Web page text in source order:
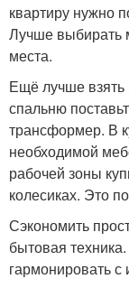
квартиру нужно
Лучше выбирать
места.
Ещё лучше
спальню
трансформер. В
необходимой
рабочей зоны
колесиках. Это
Сэкономить
бытовая
гармонировать